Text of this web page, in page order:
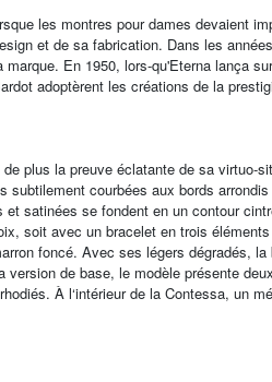
les montres pour dames devaient
et de sa fabrication. Dans les
En 1950, lors-qu'Eterna lança
adoptèrent les créations de la
plus la preuve éclatante de sa virtuo-
courbées aux bords
satinées se fondent en un contour
soit avec un bracelet en trois
foncé. Avec ses légers dégradés,
de base, le modèle présente
À l‘intérieur de la Contessa, un